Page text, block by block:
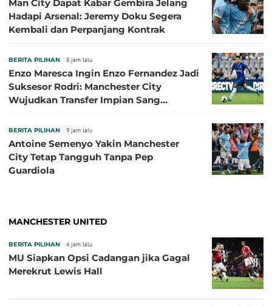
Man City Dapat Kabar Gembira Jelang
Hadapi Arsenal: Jeremy Doku Segera
Kembali dan Perpanjang Kontrak
BERITA PILIHAN 8 jam lalu
Enzo Maresca Ingin Enzo Fernandez Jadi
Suksesor Rodri: Manchester City
Wujudkan Transfer Impian Sang
BERITA PILIHAN 9 jam lalu
Antoine Semenyo Yakin Manchester
City Tetap Tangguh Tanpa Pep
Guardiola
MANCHESTER UNITED
BERITA PILIHAN 4 jam lalu
MU Siapkan Opsi Cadangan jika Gagal
Merekrut Lewis Hall